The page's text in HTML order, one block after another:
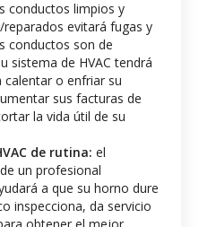
conductos limpios y
evitará fugas y
conductos son de
sistema de HVAC tendrá
o enfriar su
sus facturas de
la vida útil de su
de rutina: el
un profesional
a que su horno dure
inspecciona, da servicio